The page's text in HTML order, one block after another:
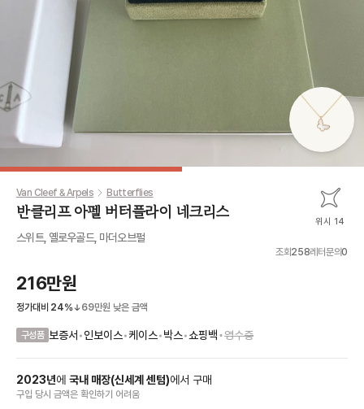
Van Cleef & Arpels Butterflies
반클리프 아펠 버터플라이 네크리스 위시 14
스위트, 옐로우골드, 마더오브펄
조회258레터문의0
216만원
정가대비 24% 69만원 낮은 금액
구성품 보증서 •인보이스•케이스•박스•쇼핑백•영수증
2023년에 국내 매장(신세계 센텀)에서 구매
구입 당시 금액은 확인하기 어려움